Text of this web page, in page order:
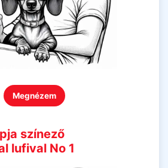
Megnézem
színező
lufival No 1